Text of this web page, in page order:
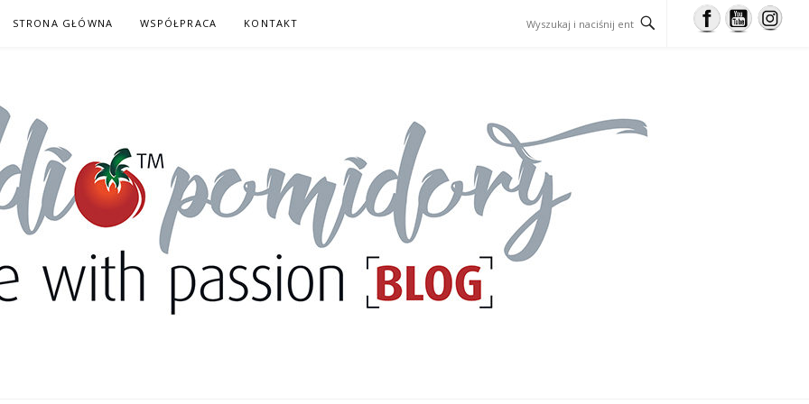
STRONA GŁÓWNA WSPÓŁPRACA KONTAKT